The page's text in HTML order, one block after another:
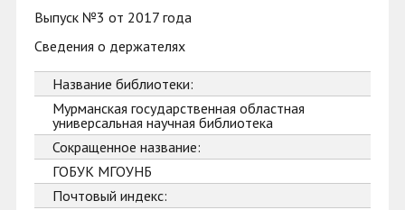
Выпуск №3 от 2017 года
Сведения о держателях
Название библиотеки:
Мурманская государственная областная
универсальная научная библиотека
Сокращенное название:
ГОБУК МГОУНБ
Почтовый индекс: